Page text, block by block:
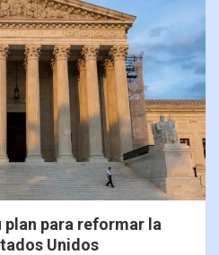
plan para reformar la
Unidos